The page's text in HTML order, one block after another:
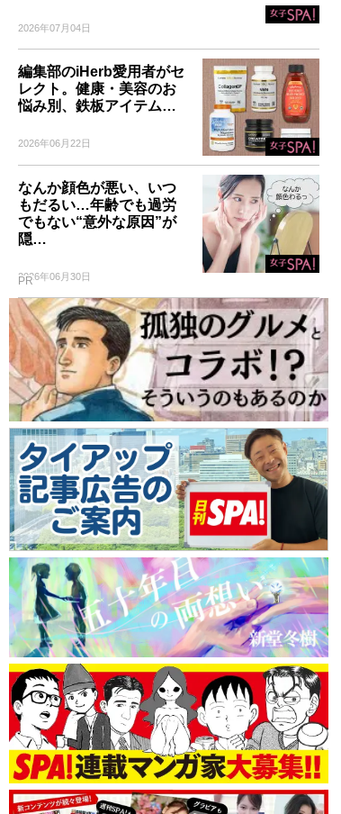
2026年07月04日
編集部のiHerb愛用者がセ
レクト。健康・美容のお
悩み別、鉄板アイテム…
2026年06月22日
なんか顔色が悪い、いつ
もだるい…年齢でも過労
でもない“意外な原因”が
隠…
2026年06月30日
PR